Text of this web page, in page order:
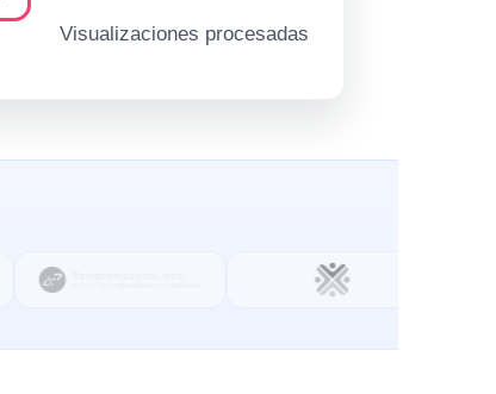
Visualizaciones procesadas